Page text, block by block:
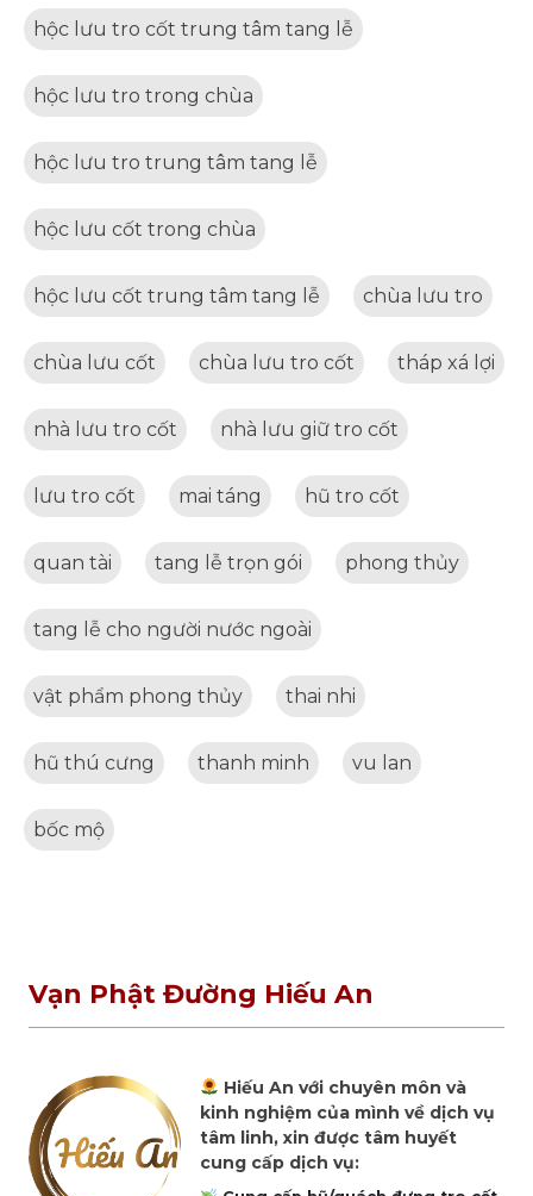
hộc lưu tro cốt trung tâm tang lễ
hộc lưu tro trong chùa
hộc lưu tro trung tâm tang lễ
hộc lưu cốt trong chùa
hộc lưu cốt trung tâm tang lễ chùa lưu tro
chùa lưu cốt chùa lưu tro cốt tháp xá lợi
nhà lưu tro cốt nhà lưu giữ tro cốt
lưu tro cốt mai táng hũ tro cốt
quan tài tang lễ trọn gói phong thủy
tang lễ cho người nước ngoài
vật phẩm phong thủy thai nhi
hũ thú cưng thanh minh vu lan
bốc mộ
Vạn Phật Đường Hiếu An
Hiếu An với chuyên môn và
kinh nghiệm của mình về dịch vụ
tâm linh, xin được tâm huyết
cung cấp dịch vụ: